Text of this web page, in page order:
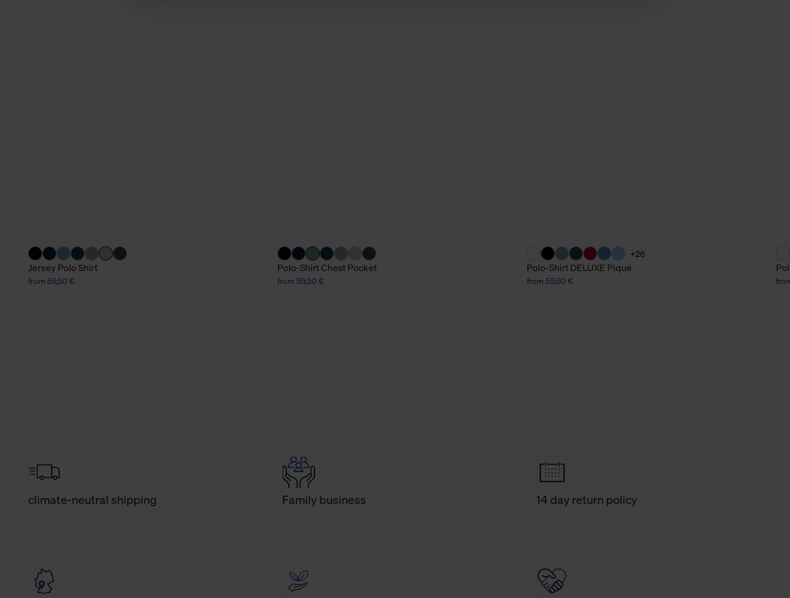
Jersey Polo Shirt
from 59,50 €
Polo-Shirt Chest Pocket
from 59,50 €
+26
Polo-Shirt DELUXE Piqué
from 55,60 €
climate-neutral shipping Family business 14 day return policy